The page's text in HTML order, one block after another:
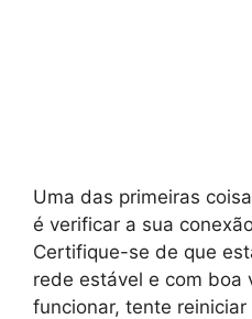
Uma das primeiras
é verificar a sua
Certifique-se de que
rede estável e com boa
funcionar, tente